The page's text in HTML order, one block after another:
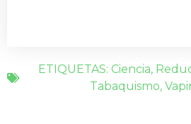
ETIQUETAS: Ciencia,
Tabaquismo,